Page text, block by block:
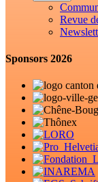
Revue
Sponsors 2026